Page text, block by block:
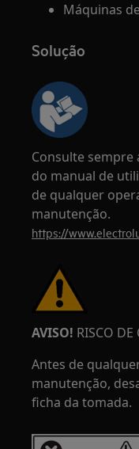
Máquinas
Solução
Consulte sempre
do manual de
de qualquer
manutenção.
https://
AVISO! RISCO DE
Antes de
manutenção,
ficha da tomada.